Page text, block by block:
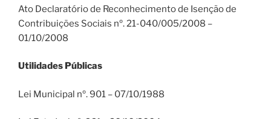
Ato Declaratório de Reconhecimento de Isenção de
Contribuições Sociais nº. 21-040/005/2008 –
01/10/2008
Utilidades Públicas
Lei Municipal nº. 901 – 07/10/1988